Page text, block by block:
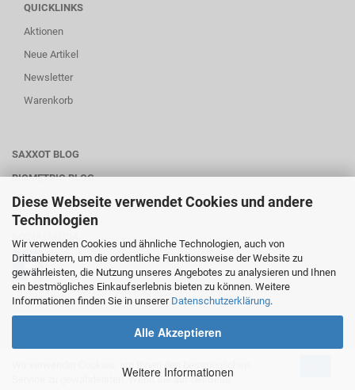
Diese Webseite verwendet Cookies und andere
Technologien
Wir verwenden Cookies und ähnliche Technologien, auch von
Drittanbietern, um die ordentliche Funktionsweise der Website zu
gewährleisten, die Nutzung unseres Angebotes zu analysieren und Ihnen
ein bestmögliches Einkaufserlebnis bieten zu können. Weitere
Informationen finden Sie in unserer Datenschutzerklärung.
Alle Akzeptieren
Weitere Informationen
Wir verwendet Cookies, um Ihnen den bestmöglichen
Service zu gewährleisten. Wenn Sie auf der Seite
QUICKLINKS
Aktionen
Neue Artikel
Newsletter
Warenkorb
SAXXOT BLOG
BIOMETRIC BLOG
WARTUNG-SERVICE
SOCIALMEDIA
________________________
Onlineshopby Gambio.de © 2020